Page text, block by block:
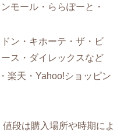
モール・ららぽーと・
ン・キホーテ・ザ・ビ
ス・ダイレックスなど
楽天・Yahoo!ショッピン
段は購入場所や時期によ